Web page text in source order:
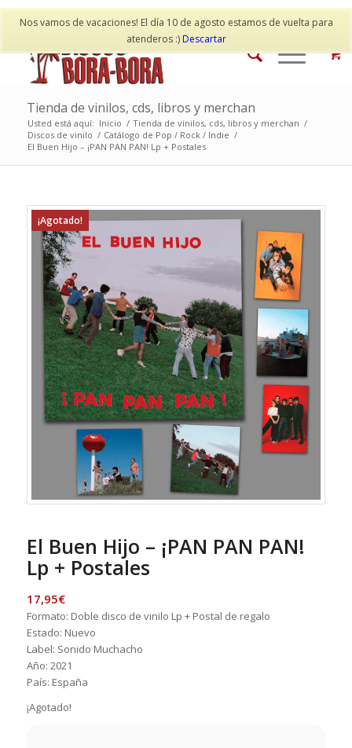
Nos vamos de vacaciones! El día 10 de agosto estamos de vuelta para
atenderos :)Descartar
Mi cuenta Contacto
Tienda de vinilos, cds, libros y merchan
Usted está aquí: Inicio / Tienda de vinilos, cds, libros y merchan /
Discos de vinilo / Catálogo de Pop / Rock / Indie /
El Buen Hijo – ¡PAN PAN PAN! Lp + Postales
¡Agotado!
El Buen Hijo – ¡PAN PAN PAN!
Lp + Postales
17,95€
Formato: Doble disco de vinilo Lp + Postal de regalo
Estado: Nuevo
Label: Sonido Muchacho
Año: 2021
País: España
¡Agotado!